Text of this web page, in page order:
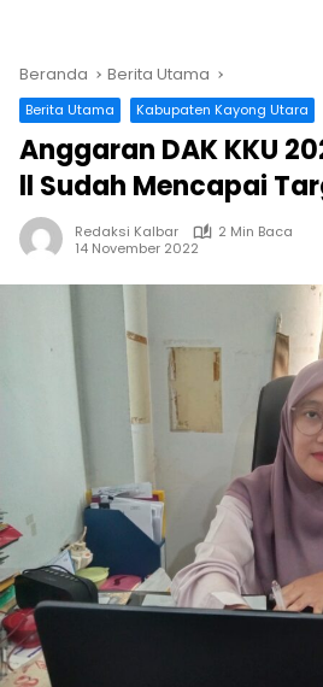
Beranda Berita Utama
Berita Utama Kabupaten Kayong Utara
Anggaran DAK KKU
ll Sudah Mencapai
Redaksi Kalbar
2 Min Baca
14 November 2022